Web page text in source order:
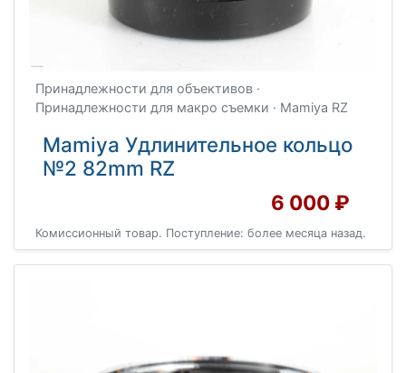
Принадлежности для объективов ·
Принадлежности для макро съемки · Mamiya RZ
Mamiya Удлинительное кольцо
№2 82mm RZ
6 000 ₽
Комиссионный товар. Поступление: более месяца назад.